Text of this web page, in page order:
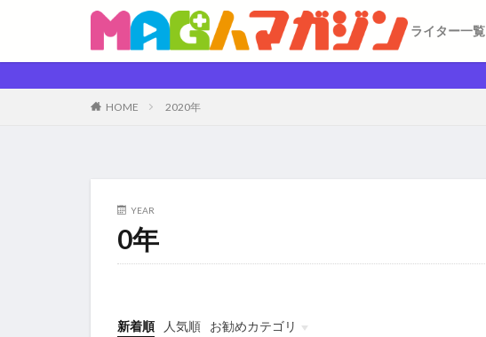
ライター一覧
HOME 2020年
YEAR
0年
新着順 人気順
お勧めカテゴリ